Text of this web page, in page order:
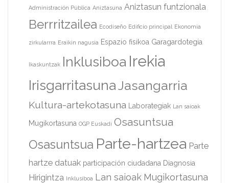
Administración Pública Aniztasuna Aniztasun funtzionala
Berrritzailea Ecodiseño Edificio principal Ekonomia
zirkularrra Eraikin nagusia Espazio fisikoa Garagardotegia
Ikaskuntzak Inklusiboa Irekia
IrisgarritasunaJasangarria
Kultura-artekotasuna Laborategiak Lan saioak
Mugikortasuna OGP Euskadi Osasuntsua
Osasuntsua Parte-hartzea Parte
hartze datuak participación ciudadana Diagnosia
Hirigintza Inklusiboa Lan saioak Mugikortasuna